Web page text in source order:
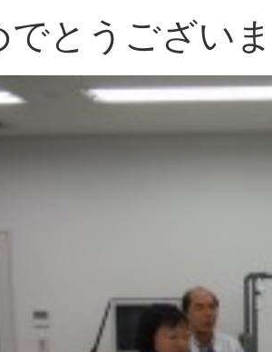
でとうござい